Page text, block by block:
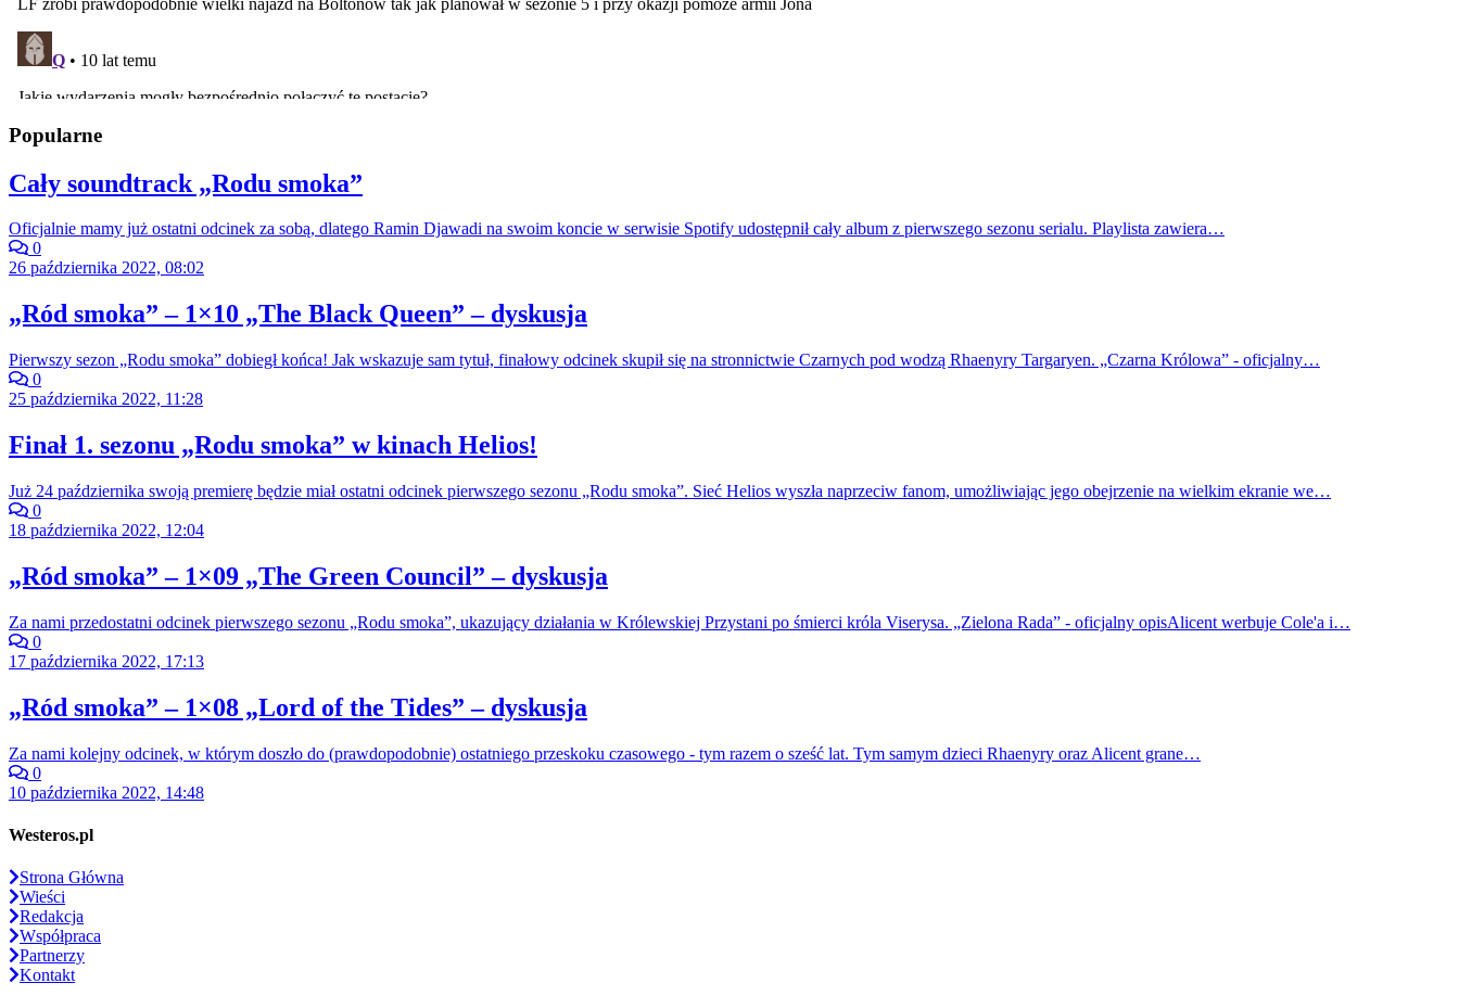
Popularne
Cały soundtrack „Rodu smoka”
Oficjalnie mamy już ostatni odcinek za sobą, dlatego Ramin Djawadi na swoim koncie w serwisie Spotify udostępnił cały album z pierwszego sezonu serialu. Playlista zawiera…
0
26 października 2022, 08:02
„Ród smoka” – 1×10 „The Black Queen” – dyskusja
Pierwszy sezon „Rodu smoka” dobiegł końca! Jak wskazuje sam tytuł, finałowy odcinek skupił się na stronnictwie Czarnych pod wodzą Rhaenyry Targaryen. „Czarna Królowa” - oficjalny…
0
25 października 2022, 11:28
Finał 1. sezonu „Rodu smoka” w kinach Helios!
Już 24 października swoją premierę będzie miał ostatni odcinek pierwszego sezonu „Rodu smoka”. Sieć Helios wyszła naprzeciw fanom, umożliwiając jego obejrzenie na wielkim ekranie we…
0
18 października 2022, 12:04
„Ród smoka” – 1×09 „The Green Council” – dyskusja
Za nami przedostatni odcinek pierwszego sezonu „Rodu smoka”, ukazujący działania w Królewskiej Przystani po śmierci króla Viserysa. „Zielona Rada” - oficjalny opisAlicent werbuje Cole'a i…
0
17 października 2022, 17:13
„Ród smoka” – 1×08 „Lord of the Tides” – dyskusja
Za nami kolejny odcinek, w którym doszło do (prawdopodobnie) ostatniego przeskoku czasowego - tym razem o sześć lat. Tym samym dzieci Rhaenyry oraz Alicent grane…
0
10 października 2022, 14:48
Westeros.pl
Strona Główna
Wieści
Redakcja
Współpraca
Partnerzy
Kontakt